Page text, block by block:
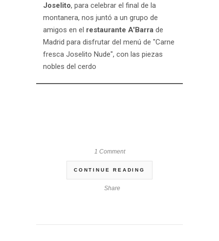
Joselito, para celebrar el final de la
montanera, nos juntó a un grupo de
amigos en el restaurante A'Barra de
Madrid para disfrutar del menú de "Carne
fresca Joselito Nude", con las piezas
nobles del cerdo
1 Comment
CONTINUE READING
Share